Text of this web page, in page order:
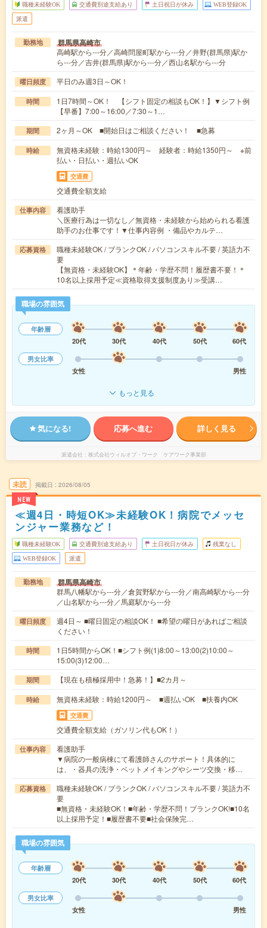
職種未経験OK 交通費別途支給あり 土日祝日が休み WEB登録OK
派遣
勤務地 群馬県高崎市
高崎駅から---分／高崎問屋町駅から---分／井野(群馬県)駅か
ら---分／吉井(群馬県)駅から---分／西山名駅から---分
曜日頻度 平日のみ週3日～OK！
時間
1日7時間～OK！ 【シフト固定の相談もOK！】▼シフト例
【早番】7:00～16:00／7:30～1…
期間 2ヶ月～OK ■開始日はご相談ください！ ■急募
時給
無資格未経験：時給1300円～ 経験者：時給1350円～ ※前
払い・日払い・週払いOK
交通費
交通費全額支給
仕事内容
看護助手
＼医療行為は一切なし／無資格・未経験から始められる看護
助手のお仕事です！▼仕事内容例 ・備品やカルテ…
応募資格
職種未経験OK / ブランクOK / パソコンスキル不要 / 英語力不
要
【無資格・未経験OK】＊年齢・学歴不問！履歴書不要！＊
10名以上採用予定≪資格取得支援制度あり≫受講…
職場の雰囲気
年齢層
20代
30代 40代 50代
60代
男女比率
女性
男性
もっと見る
気になる! 応募へ進む 詳しく見る
派遣会社 株式会社ウィルオブ・ワーク ケアワーク事業部
未読
NEW
掲載日 2026/08/05
≪週4日・時短OK≫未経験OK！病院でメッセ
ンジャー業務など！
職種未経験OK 交通費別途支給あり 土日祝日が休み 残業なし
WEB登録OK 派遣
勤務地 群馬県高崎市
群馬八幡駅から---分／倉賀野駅から---分／南高崎駅から---分
／山名駅から---分／馬庭駅から---分
曜日頻度
週4日～ ■曜日固定の相談OK！ ■希望の曜日があればご相談
ください！
時間
1日5時間からOK！■シフト例(1)8:00～13:00(2)10:00～
15:00(3)12:00…
期間 【現在も積極採用中！急募！】■2カ月～
時給 無資格未経験：時給1200円～ ■週払いOK ■扶養内OK
交通費
交通費全額支給（ガソリン代もOK！）
仕事内容
看護助手
▼病院の一般病棟にて看護師さんのサポート！具体的に
は、・器具の洗浄・ベットメイキングやシーツ交換・移…
応募資格
職種未経験OK / ブランクOK / パソコンスキル不要 / 英語力不
要
■無資格・未経験OK！■年齢・学歴不問！ブランクOK!■10名
以上採用予定！■履歴書不要■社会保険完…
職場の雰囲気
年齢層
20代
30代 40代 50代
60代
男女比率
女性
男性